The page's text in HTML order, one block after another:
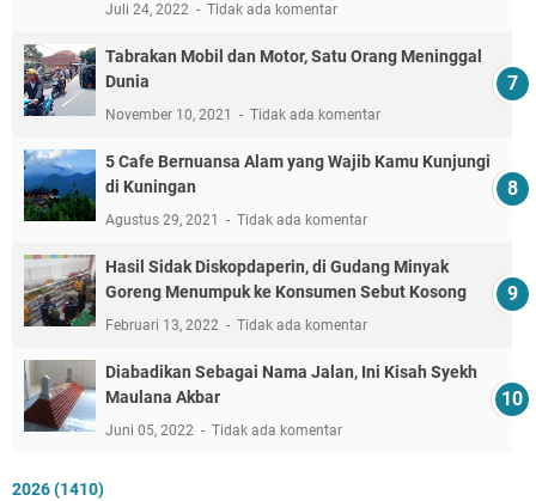
Juli 24, 2022 Tidak ada komentar
Tabrakan Mobil dan Motor, Satu Orang Meninggal
Dunia
November 10, 2021 Tidak ada komentar
5 Cafe Bernuansa Alam yang Wajib Kamu Kunjungi
di Kuningan
Agustus 29, 2021 Tidak ada komentar
Hasil Sidak Diskopdaperin, di Gudang Minyak
Goreng Menumpuk ke Konsumen Sebut Kosong
Februari 13, 2022 Tidak ada komentar
Diabadikan Sebagai Nama Jalan, Ini Kisah Syekh
Maulana Akbar
Juni 05, 2022 Tidak ada komentar
2026(1410)